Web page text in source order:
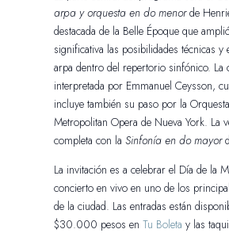
arpa y orquesta en do menorde
destacada de la Belle Époque que
significativa las posibilidades técnicas y
arpa dentro del repertorio sinfónico. La
interpretada por Emmanuel Ceysson,
incluye también su paso por la
Metropolitan Opera de Nueva York. La
completa con laSinfonía en do mayor
La invitación es a celebrar el Día de la
concierto en vivo en uno de los
de la ciudad. Las entradas están
$30.000 pesos enTu Boleta y las